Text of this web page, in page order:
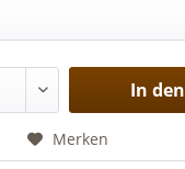
In den
Merken